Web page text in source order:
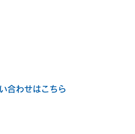
合わせはこちら